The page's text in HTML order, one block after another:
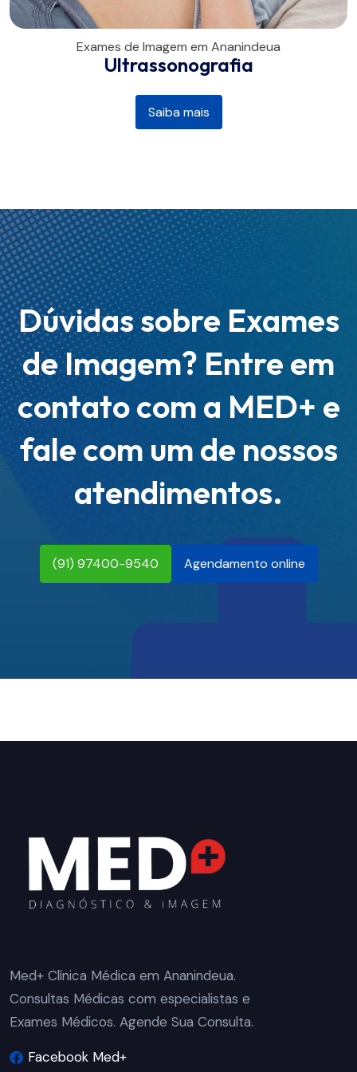
Exames de Imagem em Ananindeua
Ultrassonografia
Saiba mais
Dúvidas sobre Exames
de Imagem? Entre em
contato com a MED+ e
fale com um de nossos
atendimentos.
(91) 97400-9540 Agendamento online
Med+ Clínica Médica em Ananindeua.
Consultas Médicas com especialistas e
Exames Médicos. Agende Sua Consulta.
Facebook Med+